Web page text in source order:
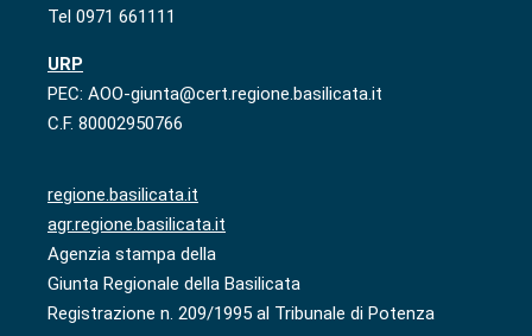
Tel 0971 661111
URP
PEC: AOO-giunta@cert.regione.basilicata.it
C.F. 80002950766
regione.basilicata.it
agr.regione.basilicata.it
Agenzia stampa della
Giunta Regionale della Basilicata
Registrazione n. 209/1995 al Tribunale di Potenza